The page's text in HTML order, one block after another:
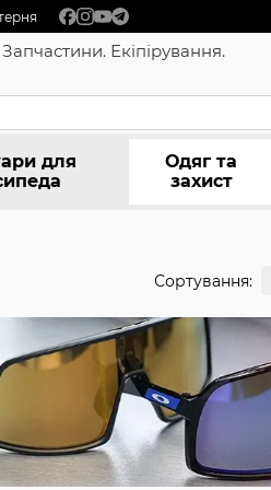
Екіпірування.
для
Одяг та
захист
Сортування: